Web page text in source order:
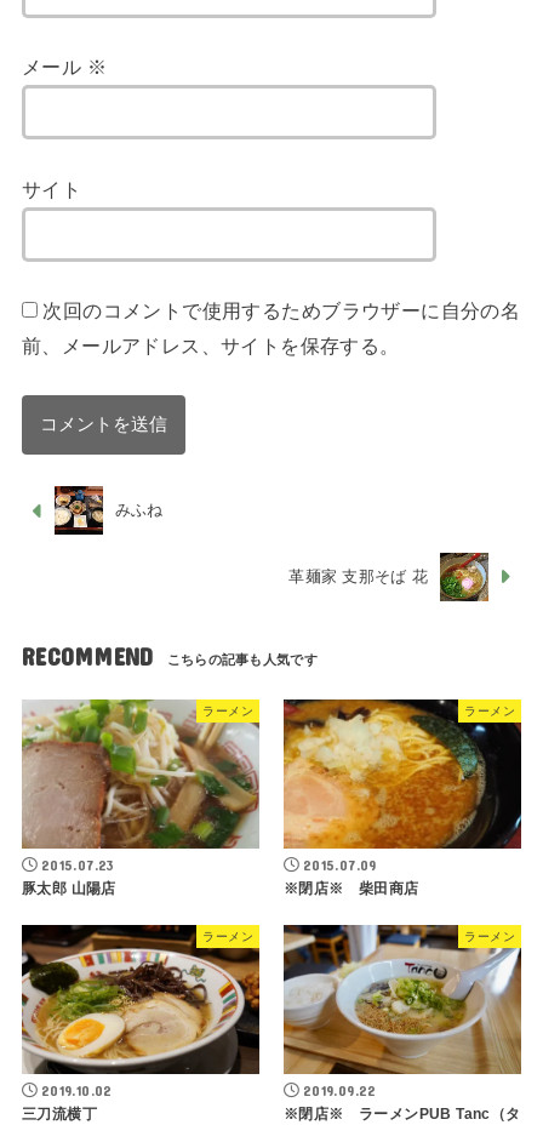
メール ※
サイト
次回のコメントで使用するためブラウザーに自分の名
前、メールアドレス、サイトを保存する。
みふね
革麺家 支那そば 花
RECOMMEND
ラーメン
2015.07.23
豚太郎 山陽店
ラーメン
2015.07.09
※閉店※ 柴田商店
ラーメン
2019.10.02
三刀流横丁
ラーメン
2019.09.22
※閉店※ ラーメンPUB Tanc（タ